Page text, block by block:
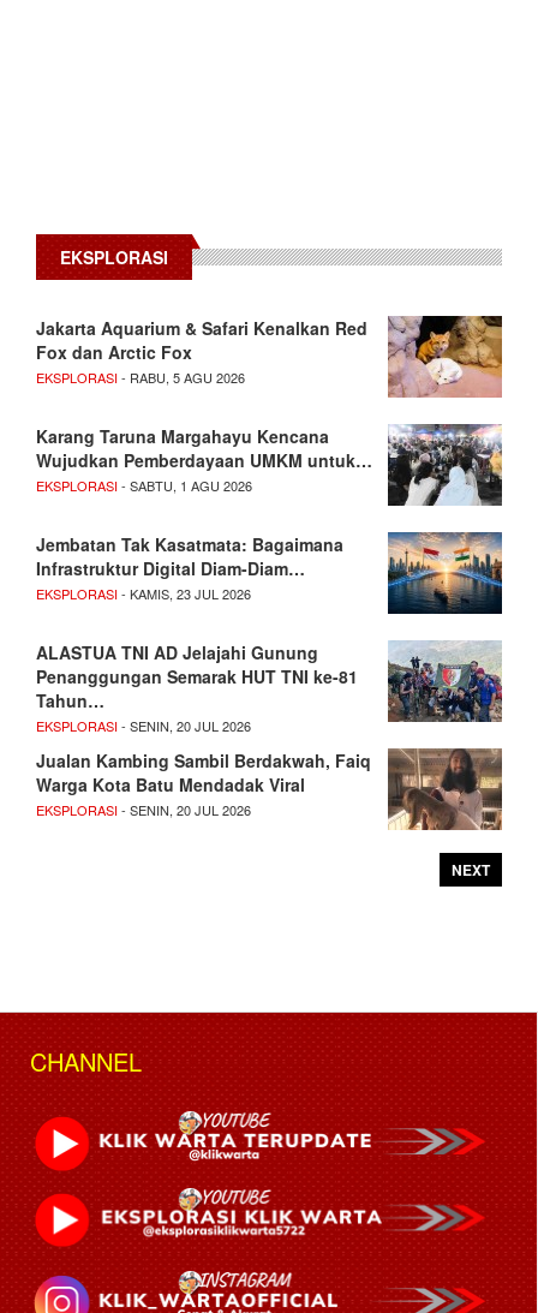
EKSPLORASI
Jakarta Aquarium & Safari Kenalkan Red
Fox dan Arctic Fox
EKSPLORASI- RABU, 5 AGU 2026
Karang Taruna Margahayu Kencana
Wujudkan Pemberdayaan UMKM untuk…
EKSPLORASI- SABTU, 1 AGU 2026
Jembatan Tak Kasatmata: Bagaimana
Infrastruktur Digital Diam-Diam…
EKSPLORASI- KAMIS, 23 JUL 2026
ALASTUA TNI AD Jelajahi Gunung
Penanggungan Semarak HUT TNI ke-81
Tahun…
EKSPLORASI- SENIN, 20 JUL 2026
Jualan Kambing Sambil Berdakwah, Faiq
Warga Kota Batu Mendadak Viral
EKSPLORASI- SENIN, 20 JUL 2026
NEXT
CHANNEL